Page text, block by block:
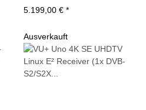
5.199,00 € *
Ausverkauft